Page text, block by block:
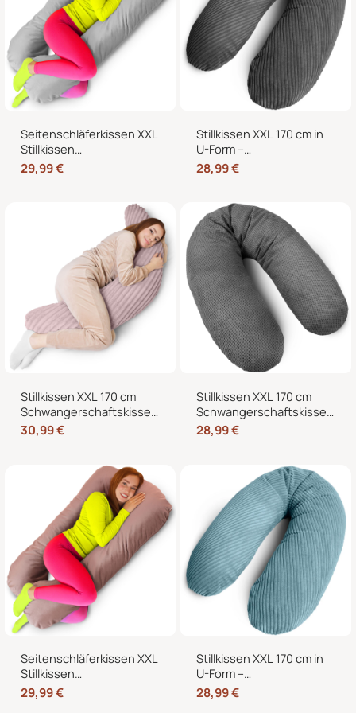
Seitenschläferkissen XXL
Stillkissen
Schwangerschaftskissen
J-Form 120 x 70 cm mit
29,99€
Stillkissen XXL 170 cm in
U-Form –
Schwangerschaftskissen,
Seitenschläferkissen und
Bezug
28,99€
Stillkissen XXL 170 cm
Schwangerschaftskissen
Seitenschläferkissen U-
Form – Lagerungskissen
abnehmbarem Bezug
30,99€
Stillkissen XXL 170 cm
Schwangerschaftskissen
Seitenschläferkissen U-
Form mit abnehmbarem
28,99€
Seitenschläferkissen XXL
Stillkissen
Schwangerschaftskissen
J-Form 120 x 70 cm mit
29,99€
Stillkissen XXL 170 cm in
U-Form –
Schwangerschaftskissen,
Seitenschläferkissen und
28,99€